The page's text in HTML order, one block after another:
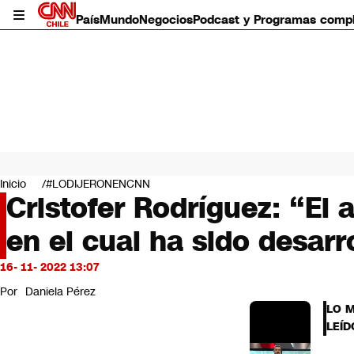
PaísMundoNegociosPodcast y Programas
Mundo
Negocios
Deportes
Programas completos
Cultura
Servicios
Bits
CNN Data
Inicio #LODIJERONENCNN
Cristofer Rodríguez: “El
en el cual ha sido
16- 11- 2022 13:07
Por Daniela Pérez
LO